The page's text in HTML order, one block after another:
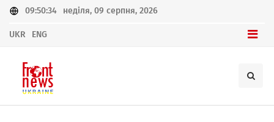
09:50:34 неділя, 09 серпня, 2026
UKR ENG